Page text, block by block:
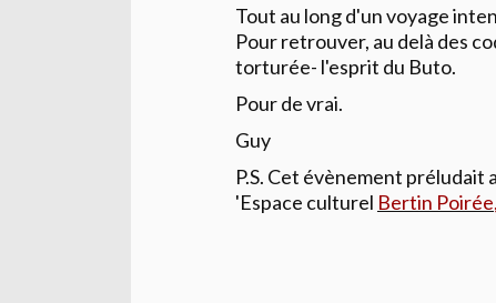
Tout au long d'un voyage
Pour retrouver, au delà des
torturée- l'esprit du Buto.
Pour de vrai.
Guy
P.S. Cet évènement préludait
'Espace culturel Bertin Poirée,